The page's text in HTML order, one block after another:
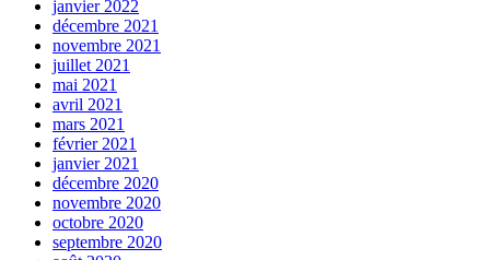
janvier 2022
décembre 2021
novembre 2021
juillet 2021
mai 2021
avril 2021
mars 2021
février 2021
janvier 2021
décembre 2020
novembre 2020
octobre 2020
septembre 2020